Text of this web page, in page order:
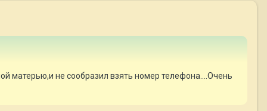
матерью,и не сообразил взять номер телефона....Очень